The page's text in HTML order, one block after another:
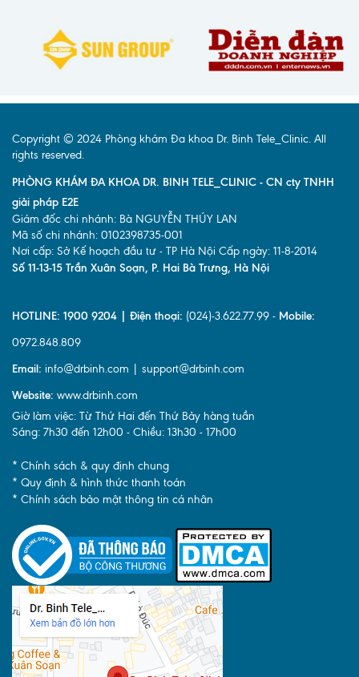
Copyright © 2024 Phòng khám Đa khoa Dr. Binh Tele_Clinic. All
rights reserved.
PHÒNG KHÁM ĐA KHOA DR. BINH TELE_CLINIC - CN cty TNHH
giải pháp E2E
Giám đốc chi nhánh: Bà NGUYỄN THÚY LAN
Mã số chi nhánh: 0102398735-001
Nơi cấp: Sở Kế hoạch đầu tư - TP Hà Nội Cấp ngày: 11-8-2014
Số 11-13-15 Trần Xuân Soạn, P. Hai Bà Trưng, Hà Nội
HOTLINE: 1900 9204 | Điện thoại: (024)-3.622.77.99 - Mobile:
0972.848.809
Email: info@drbinh.com | support@drbinh.com
Website: www.drbinh.com
Giờ làm việc: Từ Thứ Hai đến Thứ Bảy hàng tuần
Sáng: 7h30 đến 12h00 - Chiều: 13h30 - 17h00
* Chính sách & quy định chung
* Quy định & hình thức thanh toán
* Chính sách bảo mật thông tin cá nhân